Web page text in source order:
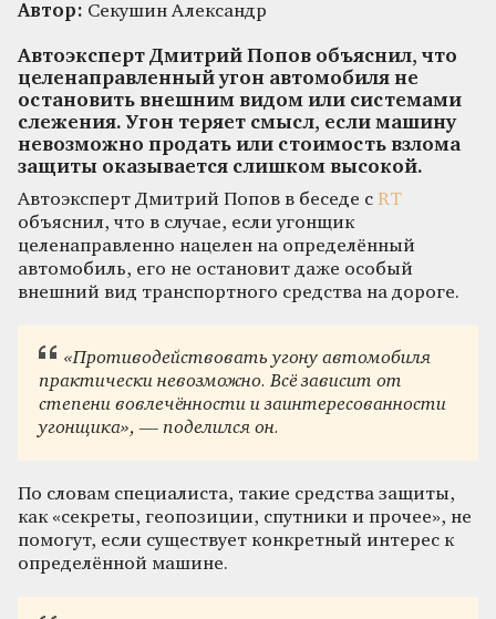
Автор: Секушин Александр
Автоэксперт Дмитрий Попов объяснил, что
целенаправленный угон автомобиля не
остановить внешним видом или системами
слежения. Угон теряет смысл, если машину
невозможно продать или стоимость взлома
защиты оказывается слишком высокой.
Автоэксперт Дмитрий Попов в беседе с RT
объяснил, что в случае, если угонщик
целенаправленно нацелен на определённый
автомобиль, его не остановит даже особый
внешний вид транспортного средства на дороге.
«Противодействовать угону автомобиля
практически невозможно. Всё зависит от
степени вовлечённости и заинтересованности
угонщика», — поделился он.
По словам специалиста, такие средства защиты,
как «секреты, геопозиции, спутники и прочее», не
помогут, если существует конкретный интерес к
определённой машине.